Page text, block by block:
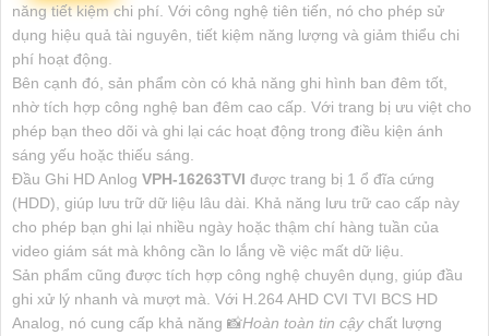
năng tiết kiệm chi phí. Với công nghệ tiên tiến, nó cho phép sử
dụng hiệu quả tài nguyên, tiết kiệm năng lượng và giảm thiểu chi
phí hoạt động.
Bên cạnh đó, sản phẩm còn có khả năng ghi hình ban đêm tốt,
nhờ tích hợp công nghệ ban đêm cao cấp. Với trang bị ưu việt cho
phép bạn theo dõi và ghi lại các hoạt động trong điều kiện ánh
sáng yếu hoặc thiếu sáng.
Đầu Ghi HD Anlog VPH-16263TVI được trang bị 1 ổ đĩa cứng
(HDD), giúp lưu trữ dữ liệu lâu dài. Khả năng lưu trữ cao cấp này
cho phép bạn ghi lại nhiều ngày hoặc thậm chí hàng tuần của
video giám sát mà không cần lo lắng về việc mất dữ liệu.
Sản phẩm cũng được tích hợp công nghệ chuyên dụng, giúp đầu
ghi xử lý nhanh và mượt mà. Với H.264 AHD CVI TVI BCS HD
Analog, nó cung cấp khả năng 📸Hoàn toàn tin cậychất lượng